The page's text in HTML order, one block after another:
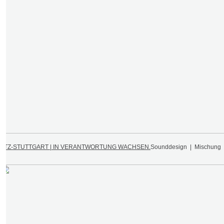
PTZ-STUTTGART | IN VERANTWORTUNG WACHSEN. Sounddesign | Mischung